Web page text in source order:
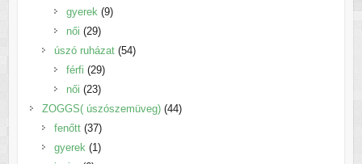
termék
gyerek 99
női 2929
termék
úszó ruházat 5454
férfi 2929
termék
női 2323
termék
ZOGGS( úszószemüveg) 4444
fenőtt 3737
termék
gyerek 11